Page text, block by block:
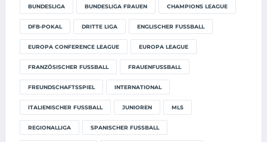
BUNDESLIGA BUNDESLIGA FRAUEN CHAMPIONS LEAGUE
DFB-POKAL DRITTE LIGA ENGLISCHER FUSSBALL
EUROPA CONFERENCE LEAGUE EUROPA LEAGUE
FRANZÖSISCHER FUSSBALL FRAUENFUSSBALL
FREUNDSCHAFTSSPIEL INTERNATIONAL
ITALIENISCHER FUSSBALL JUNIOREN MLS
REGIONALLIGA SPANISCHER FUSSBALL